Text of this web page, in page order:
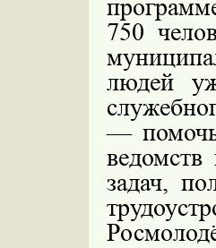
750
людей
—
задач,